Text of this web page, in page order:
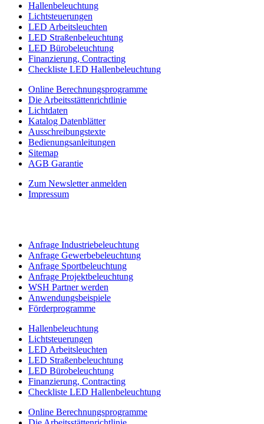
Hallenbeleuchtung
Lichtsteuerungen
LED Arbeitsleuchten
LED Straßenbeleuchtung
LED Bürobeleuchtung
Finanzierung, Contracting
Checkliste LED Hallenbeleuchtung
Online Berechnungsprogramme
Die Arbeitsstättenrichtlinie
Lichtdaten
Katalog Datenblätter
Ausschreibungstexte
Bedienungsanleitungen
Sitemap
AGB Garantie
Zum Newsletter anmelden
Impressum
Anfrage Industriebeleuchtung
Anfrage Gewerbebeleuchtung
Anfrage Sportbeleuchtung
Anfrage Projektbeleuchtung
WSH Partner werden
Anwendungsbeispiele
Förderprogramme
Hallenbeleuchtung
Lichtsteuerungen
LED Arbeitsleuchten
LED Straßenbeleuchtung
LED Bürobeleuchtung
Finanzierung, Contracting
Checkliste LED Hallenbeleuchtung
Online Berechnungsprogramme